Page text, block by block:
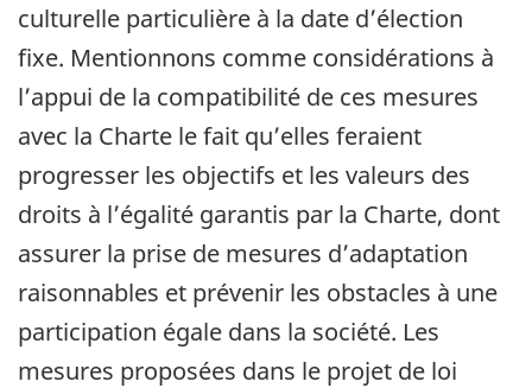
culturelle particulière à la date d’élection
fixe. Mentionnons comme considérations à
l’appui de la compatibilité de ces mesures
avec la Charte le fait qu’elles feraient
progresser les objectifs et les valeurs des
droits à l’égalité garantis par la Charte, dont
assurer la prise de mesures d’adaptation
raisonnables et prévenir les obstacles à une
participation égale dans la société. Les
mesures proposées dans le projet de loi